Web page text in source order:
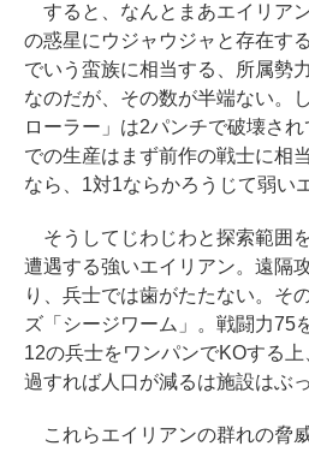
すると、なんとまあエイリア
の惑星にウジャウジャと存在す
でいう蛮族に相当する、所属勢
なのだが、その数が半端ない。
ローラー」は2パンチで破壊さ
での生産はまず前作の戦士に相
なら、1対1ならかろうじて弱い
そうしてじわじわと探索範囲
遭遇する強いエイリアン。遠隔
り、兵士では歯がたたない。そ
ズ「シージワーム」。戦闘力75
12の兵士をワンパンでKOする
過すれば人口が減るは施設はぶ
これらエイリアンの群れの脅